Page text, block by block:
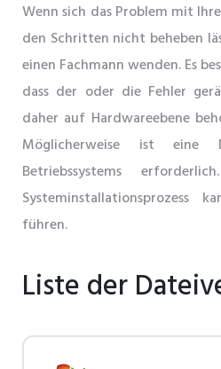
Wenn sich das Problem mit
den Schritten nicht beheben
einen Fachmann wenden. Es
dass der oder die Fehler
daher auf Hardwareebene
Möglicherweise ist eine
Betriebssystems
Systeminstallationsprozess
führen.
Liste der